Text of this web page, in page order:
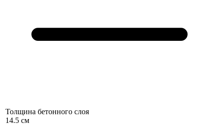
Толщина бетонного слоя
14.5 см